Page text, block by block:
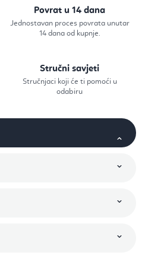
Povrat u 14 dana
Jednostavan proces povrata unutar
14 dana od kupnje.
Stručni savjeti
Stručnjaci koji će ti pomoći u
odabiru